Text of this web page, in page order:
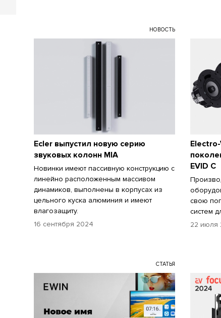
НОВОСТЬ
Ecler выпустил новую серию
звуковых колонн MIA
Новинки имеют пассивную конструкцию с
линейно расположенным массивом
динамиков, выполнены в корпусах из
цельного куска алюминия и имеют
влагозащиту.
16 сентября 2024
EVID C
свою
систем
22 июля
СТАТЬЯ